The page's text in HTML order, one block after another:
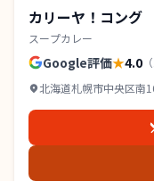
カリーヤ！コング
スープカレー
Google評価★4.0 （
北海道札幌市中央区南